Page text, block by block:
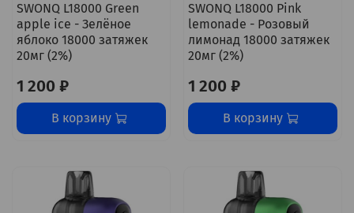
SWONQ L18000 Green
apple ice - Зелёное
яблоко 18000 затяжек
20мг (2%)
1 200 ₽
В корзину
SWONQ L18000 Pink
lemonade - Розовый
лимонад 18000 затяжек
20мг (2%)
1 200 ₽
В корзину